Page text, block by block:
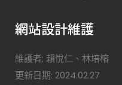
網站設計維護
維護者: 賴悅仁、林培榕
更新日期: 2024.02.27